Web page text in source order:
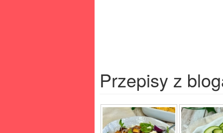
Przepisy z